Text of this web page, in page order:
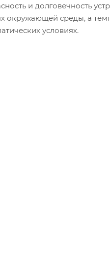
и долговечность
окружающей среды, а
условиях.